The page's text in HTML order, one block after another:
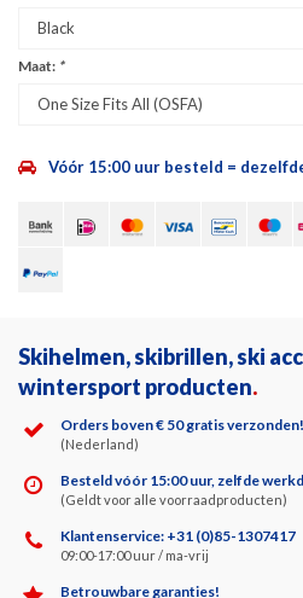
Black
Maat: *
One Size Fits All (OSFA)
Vóór 15:00 uur besteld =
Skihelmen, skibrillen, ski
wintersport producten.
Orders boven € 50 gratis verzonden!
(Nederland)
Besteld vóór 15:00 uur, zelfde
(Geldt voor alle voorraadproducten)
Klantenservice: +31 (0)85-1307417
09:00-17:00 uur / ma-vrij
Betrouwbare garanties!